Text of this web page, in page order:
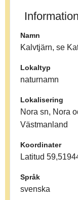
Namn
Kalvtjärn, se
Lokaltyp
naturnamn
Lokalisering
Nora sn, Nora
Västmanland
Koordinater
Latitud
Språk
svenska